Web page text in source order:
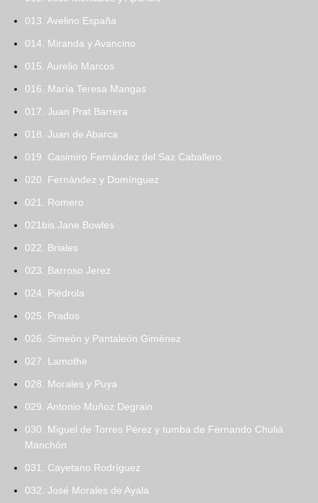
013. Avelino España
014. Miranda y Avancino
015. Aurelio Marcos
016. María Teresa Mangas
017. Juan Prat Barrera
018. Juan de Abarca
019. Casimiro Fernández del Saz Caballero
020. Fernández y Domínguez
021. Romero
021bis.Jane Bowles
022. Briales
023. Barroso Jerez
024. Piédrola
025. Prados
026. Simeón y Pantaleón Giménez
027. Lamothe
028. Morales y Puya
029. Antonio Muñoz Degrain
030. Miguel de Torres Pérez y tumba de Fernando Chuliá
Manchón
031. Cayetano Rodríguez
032. José Morales de Ayala